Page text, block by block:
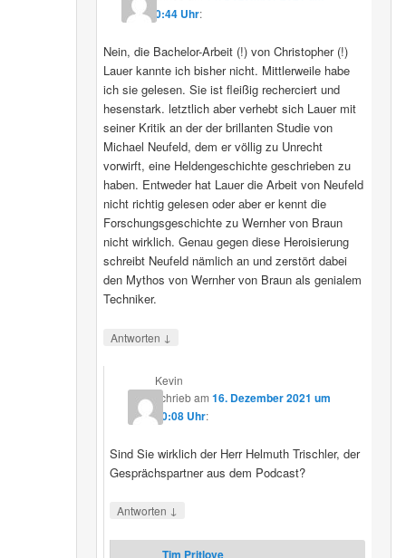
20:44 Uhr:
Nein, die Bachelor-Arbeit (!) von Christopher (!)
Lauer kannte ich bisher nicht. Mittlerweile habe
ich sie gelesen. Sie ist fleißig recherciert und
hesenstark. letztlich aber verhebt sich Lauer mit
seiner Kritik an der der brillanten Studie von
Michael Neufeld, dem er völlig zu Unrecht
vorwirft, eine Heldengeschichte geschrieben zu
haben. Entweder hat Lauer die Arbeit von Neufeld
nicht richtig gelesen oder aber er kennt die
Forschungsgeschichte zu Wernher von Braun
nicht wirklich. Genau gegen diese Heroisierung
schreibt Neufeld nämlich an und zerstört dabei
den Mythos von Wernher von Braun als genialem
Techniker.
Antworten ↓
Kevin
schriebam16. Dezember 2021 um
20:08 Uhr:
Sind Sie wirklich der Herr Helmuth Trischler, der
Gesprächspartner aus dem Podcast?
Antworten ↓
Tim Pritlove